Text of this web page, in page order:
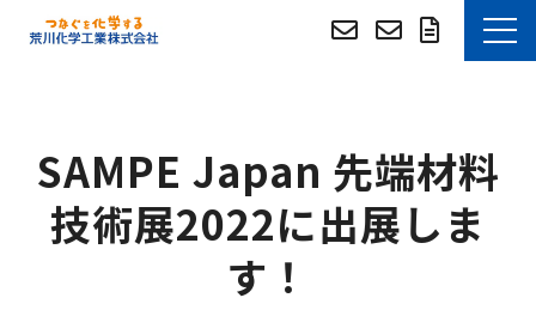
選ばれる理由
技術・事例紹介
SAMPE Japan 先端材料
技術展2022に出展しま
す！